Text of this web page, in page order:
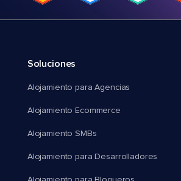
Soluciones
Alojamiento para Agencias
Alojamiento Ecommerce
Alojamiento SMBs
Alojamiento para Desarrolladores